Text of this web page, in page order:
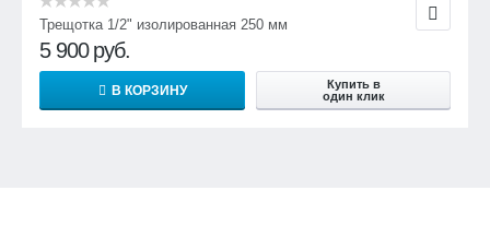
Трещотка 1/2" изолированная 250 мм
5 900 руб.
В КОРЗИНУ
Купить в
один клик